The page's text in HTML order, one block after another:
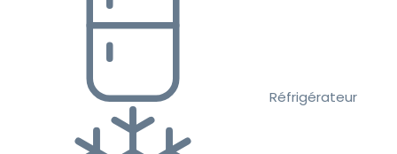
Réfrigérateur